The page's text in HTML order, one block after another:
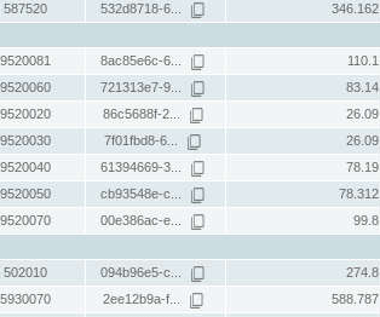
587520 532d8718-6... 346.162
9520081 8ac85e6c-6... 110.1
9520060 721313e7-9... 83.14
9520020 86c5688f-2... 26.09
9520030 7f01fbd8-6... 26.09
9520040 61394669-3... 78.19
9520050 cb93548e-c... 78.312
9520070 00e386ac-e... 99.8
502010 094b96e5-c... 274.8
5930070 2ee12b9a-f... 588.787